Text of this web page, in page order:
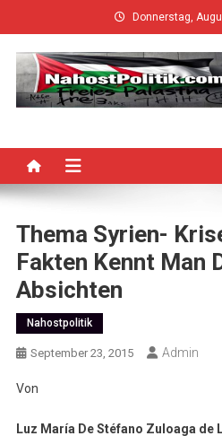
to
content
Donnerstag,
Thema Syrien-
Fakten Kennt Man
Absichten
Nahostpolitik
September 23, 2015 Admin
Von
Luz María De Stéfano Zuloaga de